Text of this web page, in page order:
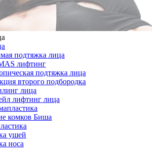
подтяжка лица
лифтинг
подтяжка лица
второго подбородка
лица
лифтинг лица
комков Биша
ушей
носа